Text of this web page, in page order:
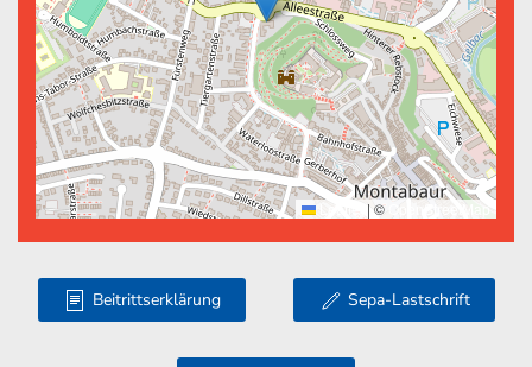
| ©
Beitrittserklärung Sepa-Lastschrift